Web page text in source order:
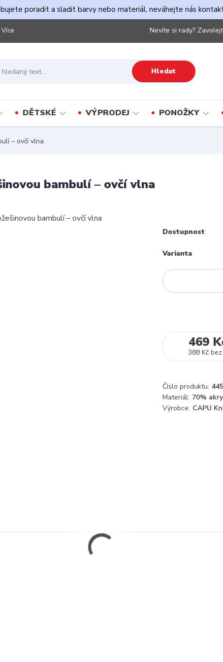
poradit a sladit barvy nebo materiál, neváhejte nás
Více
Hledat
Nevíte si rady?
DĚTSKÉ VÝPRODEJ PONOŽKY
– ovčí vlna
bambulí – ovčí vlna
Dostupnost
Varianta
469
388 Kč
Číslo produktu: 445
Materiál: 70%
Výrobce: CAPU